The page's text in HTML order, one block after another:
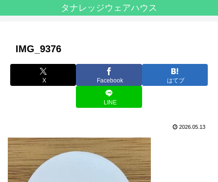
タナレッジウェアハウス
IMG_9376
X Facebook はてブ
LINE
2026.05.13